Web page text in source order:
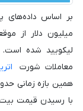
میلیون دلار از
لیکویید شده
معاملات شورت